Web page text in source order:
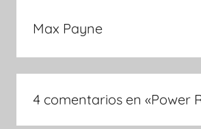
Max Payne
4 comentarios en «Power